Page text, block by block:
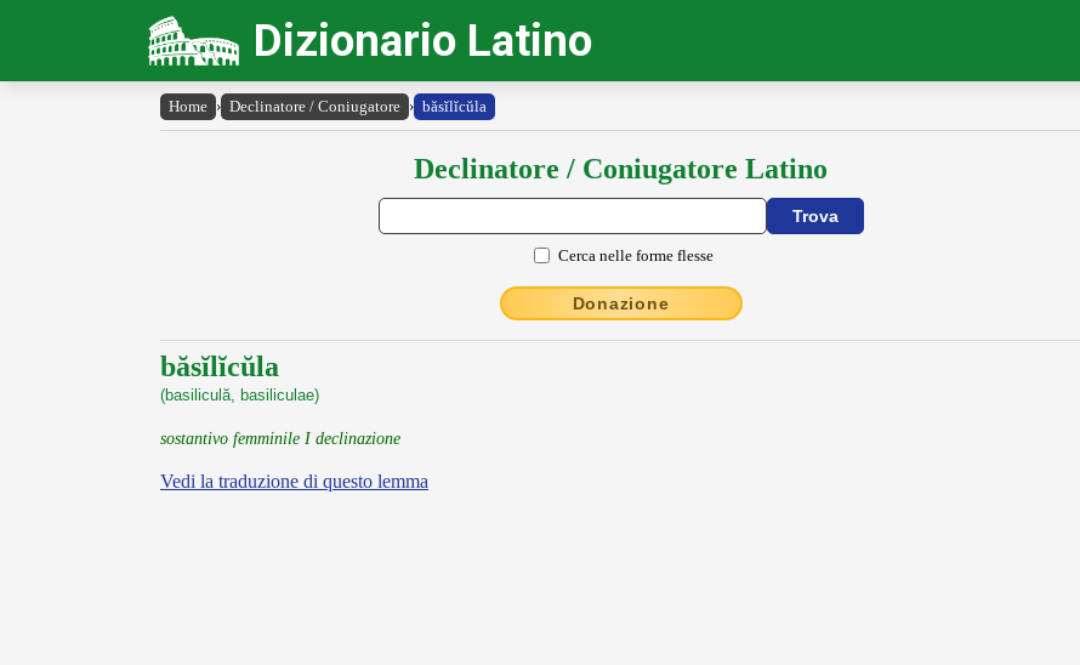
Dizionario Latino
Home › Declinatore / Coniugatore › băsĭlĭcŭla
Declinatore / Coniugatore Latino
Cerca nelle forme flesse
Donazione
băsĭlĭcŭla
(basiliculă, basiliculae)
sostantivo femminile I declinazione
Vedi la traduzione di questo lemma